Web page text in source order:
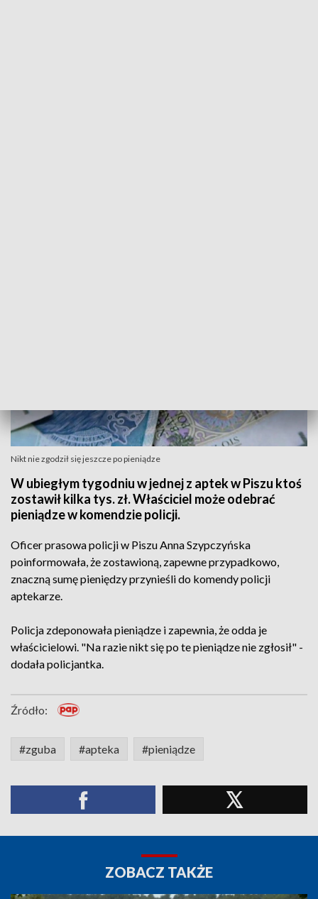
Nikt nie zgodził się jeszcze po pieniądze
W ubiegłym tygodniu w jednej z aptek w Piszu ktoś
zostawił kilka tys. zł. Właściciel może odebrać
pieniądze w komendzie policji.
Oficer prasowa policji w Piszu Anna Szypczyńska
poinformowała, że zostawioną, zapewne przypadkowo,
znaczną sumę pieniędzy przynieśli do komendy policji
aptekarze.
Policja zdeponowała pieniądze i zapewnia, że odda je
właścicielowi. "Na razie nikt się po te pieniądze nie zgłosił" -
dodała policjantka.
Źródło:
#zguba #apteka #pieniądze
ZOBACZ TAKŻE